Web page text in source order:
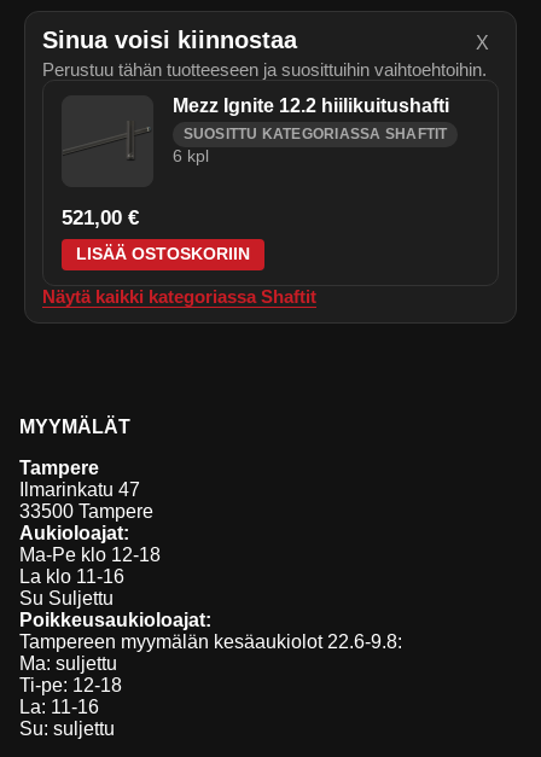
Sinua voisi kiinnostaa
Perustuu tähän tuotteeseen ja suosittuihin vaihtoehtoihin.
X
Mezz Ignite 12.2 hiilikuitushafti
SUOSITTU KATEGORIASSA SHAFTIT
6 kpl
521,00 €
LISÄÄ OSTOSKORIIN
Näytä kaikki kategoriassaShaftit
MYYMÄLÄT
Tampere
Ilmarinkatu 47
33500 Tampere
Aukioloajat:
Ma-Pe klo 12-18
La klo 11-16
Su Suljettu
Poikkeusaukioloajat:
Tampereen myymälän kesäaukiolot 22.6-9.8:
Ma: suljettu
Ti-pe: 12-18
La: 11-16
Su: suljettu